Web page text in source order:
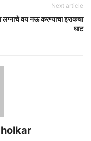
Next article
लग्नाचे वय नऊ करण्याचा इराकचा
घाट